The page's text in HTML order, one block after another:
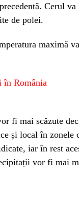
Cerul
de polei.
maximă
în România
fi mai scăzute
și local în zonele
iar în rest
vor fi mai